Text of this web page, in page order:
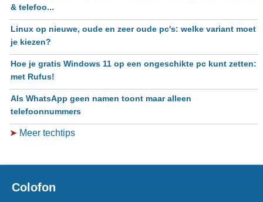
& telefoo...
Linux op nieuwe, oude en zeer oude pc's: welke variant moet
je kiezen?
Hoe je gratis Windows 11 op een ongeschikte pc kunt zetten:
met Rufus!
Als WhatsApp geen namen toont maar alleen
telefoonnummers
➤ Meer techtips
Colofon